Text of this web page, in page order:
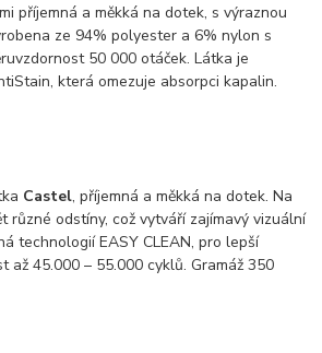
příjemná a měkká na dotek, s výraznou
ze 94% polyester a 6% nylon s
50 000 otáček. Látka je
která omezuje absorpci kapalin.
Castel, příjemná a měkká na dotek. Na
různé odstíny, což vytváří zajímavý vizuální
technologií EASY CLEAN, pro lepší
až 45.000 – 55.000 cyklů. Gramáž 350